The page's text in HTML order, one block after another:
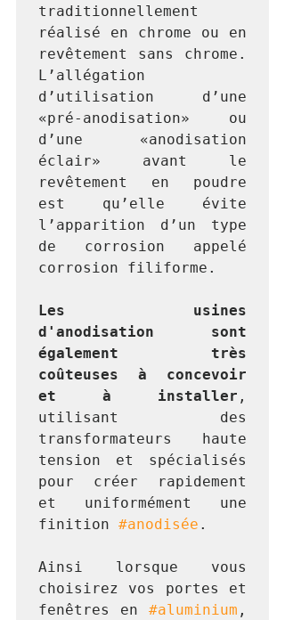
traditionnellement
réalisé en chrome ou en
revêtement sans chrome.
L’allégation
d’utilisation d’une
«pré-anodisation» ou
d’une «anodisation
éclair» avant le
revêtement en poudre
est qu’elle évite
l’apparition d’un type
de corrosion appelé
corrosion filiforme.
Les usines
d'anodisation sont
également très
coûteuses à concevoir
et à installer ,
utilisant des
transformateurs haute
tension et spécialisés
pour créer rapidement
et uniformément une
finition #anodisée .
Ainsi lorsque vous
choisirez vos portes et
fenêtres en #aluminium ,